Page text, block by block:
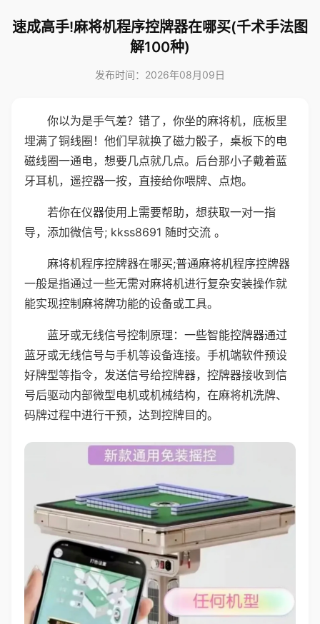
速成高手!麻将机程序控牌器在哪买(千术手法图
解100种)
发布时间：2026年08月09日
你以为是手气差？错了，你坐的麻将机，底板里
埋满了铜线圈！他们早就换了磁力骰子，桌板下的电
磁线圈一通电，想要几点就几点。后台那小子戴着蓝
牙耳机，遥控器一按，直接给你喂牌、点炮。
若你在仪器使用上需要帮助，想获取一对一指
导，添加微信号; kkss8691 随时交流 。
麻将机程序控牌器在哪买;普通麻将机程序控牌器
一般是指通过一些无需对麻将机进行复杂安装操作就
能实现控制麻将牌功能的设备或工具。
蓝牙或无线信号控制原理：一些智能控牌器通过
蓝牙或无线信号与手机等设备连接。手机端软件预设
好牌型等指令，发送信号给控牌器，控牌器接收到信
号后驱动内部微型电机或机械结构，在麻将机洗牌、
码牌过程中进行干预，达到控牌目的。